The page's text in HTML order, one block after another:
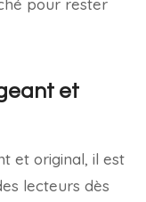
pour rester
et
et original, il est
lecteurs dès